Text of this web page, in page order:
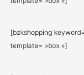
[bzkshopping
template= »box »]